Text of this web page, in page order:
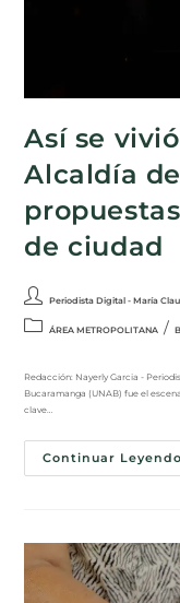
Así se
Alcaldía
de ciudad
Periodista Digital - María
ÁREA METROPOLITANA /
Redacción: Nayerly Garcia -
Bucaramanga (UNAB) fue el
clave…
Continuar Leyendo